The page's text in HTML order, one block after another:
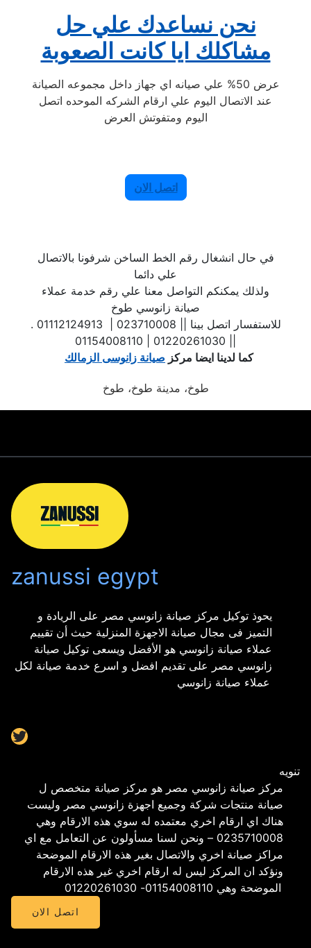
نحن نساعدك علي حل
مشاكلك ايا كانت الصعوبة
عرض 50% علي صيانه اي جهاز داخل مجموعه الصيانة
عند الاتصال اليوم علي ارقام الشركه الموحده اتصل
اليوم ومتفوتش العرض
اتصل الان
في حال انشغال رقم الخط الساخن شرفونا بالاتصال
علي دائما
ولذلك يمكنكم التواصل معنا علي رقم خدمة عملاء
صيانة زانوسي طوخ
. للاستفسار اتصل بينا || 023710008 | 01112124913
كما لدينا ايضا مركز صيانة زانوسى الزمالك
طوخ، مدينة طوخ، طوخ
zanussi egypt
يحوذ توكيل مركز صيانة زانوسي مصر على الريادة و
التميز فى مجال صيانة الاجهزة المنزلية حيث أن تقييم
عملاء صيانة زانوسي هو الأفضل ويسعى توكيل صيانة
زانوسي مصر على تقديم افضل و اسرع خدمة صيانة لكل
عملاء صيانة زانوسي
Twitter
تنويه
مركز صيانة زانوسي مصر هو مركز صيانة متخصص ل
صيانة منتجات شركة وجميع اجهزة زانوسي مصر وليست
هناك اي ارقام اخري معتمده له سوي هذه الارقام وهي
0235710008 – ونحن لسنا مسأولون عن التعامل مع اي
مراكز صيانة اخري والاتصال بغير هذه الارقام الموضحة
ونؤكد ان المركز ليس له ارقام اخري غير هذه الارقام
الموضحة وهي 01154008110- 01220261030
اتصل الان